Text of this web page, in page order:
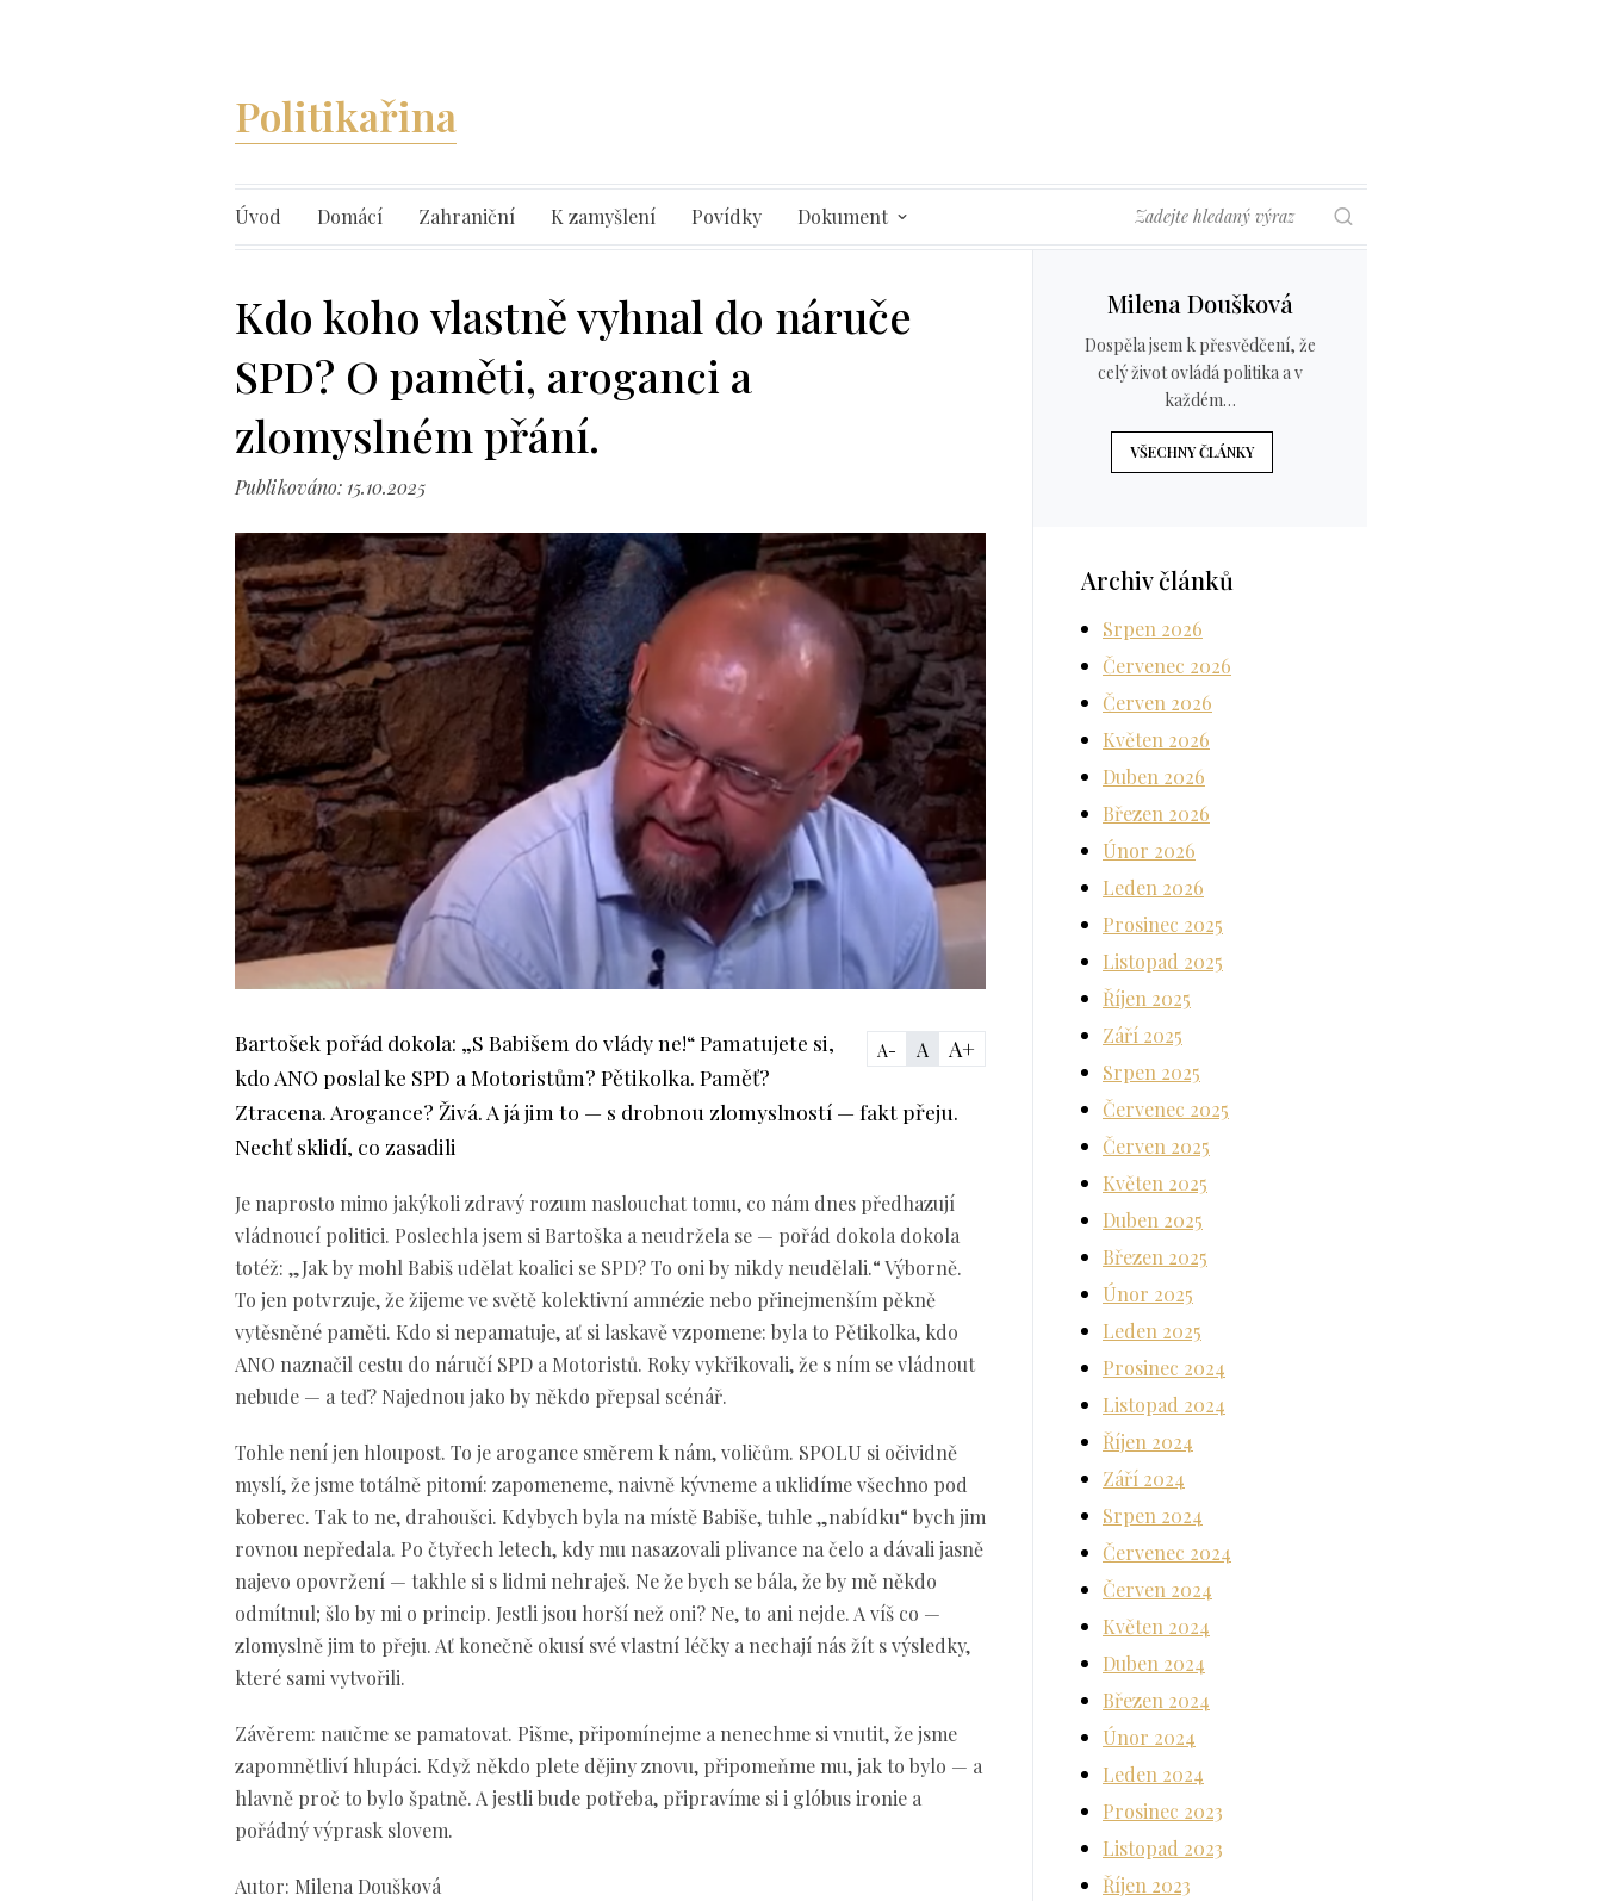
Politikařina
Úvod Domácí Zahraniční K zamyšlení Povídky Dokument
Kdo koho vlastně vyhnal do náruče
SPD? O paměti, aroganci a
zlomyslném přání.
Publikováno: 15.10.2025
A- A A+
Bartošek pořád dokola: „S Babišem do vlády ne!“ Pamatujete si,
kdo ANO poslal ke SPD a Motoristům? Pětikolka. Paměť?
Ztracena. Arogance? Živá. A já jim to — s drobnou zlomyslností — fakt přeju.
Nechť sklidí, co zasadili
Je naprosto mimo jakýkoli zdravý rozum naslouchat tomu, co nám dnes předhazují
vládnoucí politici. Poslechla jsem si Bartoška a neudržela se — pořád dokola dokola
totéž: „Jak by mohl Babiš udělat koalici se SPD? To oni by nikdy neudělali.“ Výborně.
To jen potvrzuje, že žijeme ve světě kolektivní amnézie nebo přinejmenším pěkně
vytěsněné paměti. Kdo si nepamatuje, ať si laskavě vzpomene: byla to Pětikolka, kdo
ANO naznačil cestu do náručí SPD a Motoristů. Roky vykřikovali, že s ním se vládnout
nebude — a teď? Najednou jako by někdo přepsal scénář.
Tohle není jen hloupost. To je arogance směrem k nám, voličům. SPOLU si očividně
myslí, že jsme totálně pitomí: zapomeneme, naivně kývneme a uklidíme všechno pod
koberec. Tak to ne, drahoušci. Kdybych byla na místě Babiše, tuhle „nabídku“ bych jim
rovnou nepředala. Po čtyřech letech, kdy mu nasazovali plivance na čelo a dávali jasně
najevo opovržení — takhle si s lidmi nehraješ. Ne že bych se bála, že by mě někdo
odmítnul; šlo by mi o princip. Jestli jsou horší než oni? Ne, to ani nejde. A víš co —
zlomyslně jim to přeju. Ať konečně okusí své vlastní léčky a nechají nás žít s výsledky,
které sami vytvořili.
Závěrem: naučme se pamatovat. Pišme, připomínejme a nenechme si vnutit, že jsme
zapomnětliví hlupáci. Když někdo plete dějiny znovu, připomeňme mu, jak to bylo — a
hlavně proč to bylo špatně. A jestli bude potřeba, připravíme si i glóbus ironie a
pořádný výprask slovem.
Autor: Milena Doušková
Milena Doušková
Dospěla jsem k přesvědčení, že
celý život ovládá politika a v
každém…
VŠECHNY ČLÁNKY
Archiv článků
Srpen 2026
Červenec 2026
Červen 2026
Květen 2026
Duben 2026
Březen 2026
Únor 2026
Leden 2026
Prosinec 2025
Listopad 2025
Říjen 2025
Září 2025
Srpen 2025
Červenec 2025
Červen 2025
Květen 2025
Duben 2025
Březen 2025
Únor 2025
Leden 2025
Prosinec 2024
Listopad 2024
Říjen 2024
Září 2024
Srpen 2024
Červenec 2024
Červen 2024
Květen 2024
Duben 2024
Březen 2024
Únor 2024
Leden 2024
Prosinec 2023
Listopad 2023
Říjen 2023